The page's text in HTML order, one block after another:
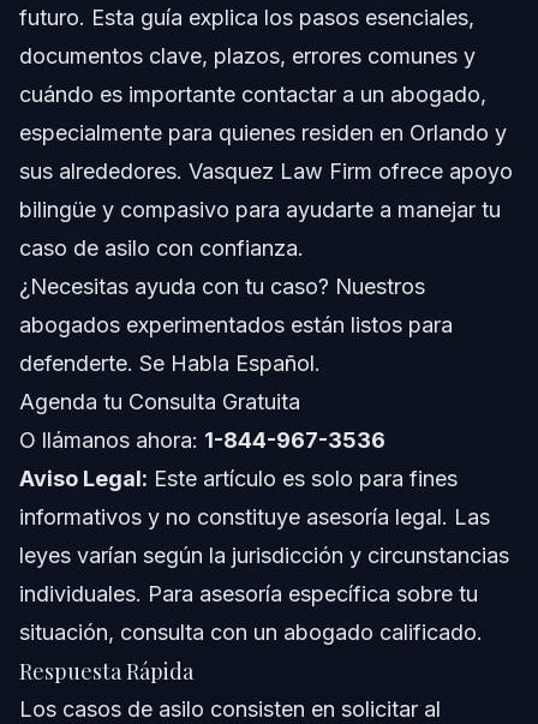
Audiencia en Corte de Inmigración (Asilo Defensivo)
Documentos Necesarios para Casos de Asilo
Consejos para Recopilar Evidencia
Cronograma y Actualizaciones sobre Casos de
Asilo
Notas Específicas para NC y FL Sobre Casos de
Notas para Florida
Cuándo Llamar a un Abogado para tu Caso de
Asilo
Acerca de Vasquez Law Firm
Confianza y Experiencia del Abogado
futuro. Esta guía explica los pasos esenciales,
documentos clave, plazos, errores comunes y
cuándo es importante contactar a un abogado,
especialmente para quienes residen en Orlando y
sus alrededores. Vasquez Law Firm ofrece apoyo
bilingüe y compasivo para ayudarte a manejar tu
caso de asilo con confianza.
¿Necesitas ayuda con tu caso? Nuestros
abogados experimentados están listos para
defenderte. Se Habla Español.
Agenda tu Consulta Gratuita
O llámanos ahora: 1-844-967-3536
Aviso Legal: Este artículo es solo para fines
informativos y no constituye asesoría legal. Las
leyes varían según la jurisdicción y circunstancias
individuales. Para asesoría específica sobre tu
situación, consulta con un abogado calificado.
Respuesta Rápida
Los casos de asilo consisten en solicitar al